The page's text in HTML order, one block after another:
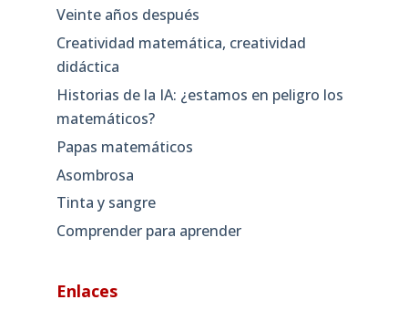
Veinte años después
Creatividad matemática, creatividad
didáctica
Historias de la IA: ¿estamos en peligro los
matemáticos?
Papas matemáticos
Asombrosa
Tinta y sangre
Comprender para aprender
Enlaces